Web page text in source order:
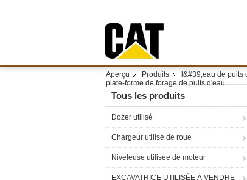
Aperçu Produits l&#39;eau de puits
plate-forme de forage de puits d'eau
Tous les produits
Dozer utilisé
Chargeur utilisé de roue
Niveleuse utilisée de moteur
EXCAVATRICE UTILISÉE À VENDRE